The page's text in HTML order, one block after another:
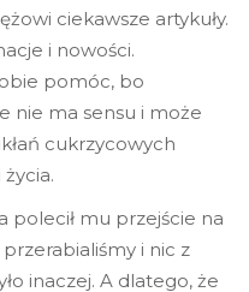
ciekawsze artykuły.
i nowości.
pomóc, bo
nie ma sensu i może
cukrzycowych
polecił mu przejście na
i nic z
inaczej. A dlatego, że